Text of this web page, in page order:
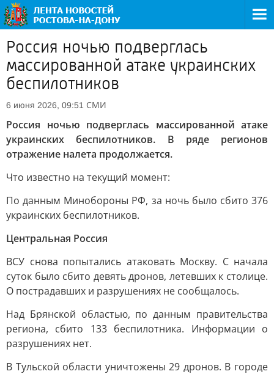
Россия ночью подверглась
массированной атаке украинских
беспилотников
6 июня 2026, 09:51 СМИ
Россия ночью подверглась массированной атаке
украинских беспилотников. В ряде регионов
отражение налета продолжается.
Что известно на текущий момент:
По данным Минобороны РФ, за ночь было сбито 376
украинских беспилотников.
Центральная Россия
ВСУ снова попытались атаковать Москву. С начала
суток было сбито девять дронов, летевших к столице.
О пострадавших и разрушениях не сообщалось.
Над Брянской областью, по данным правительства
региона, сбито 133 беспилотника. Информации о
разрушениях нет.
В Тульской области уничтожены 29 дронов. В городе